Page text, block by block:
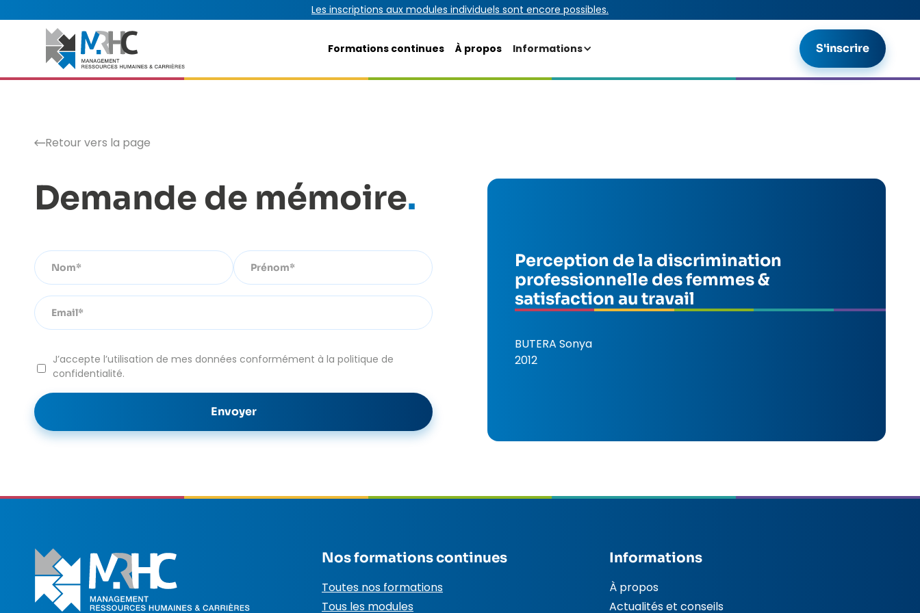
Les inscriptions aux modules individuels sont encore possibles.
Formations continues À propos Informations S'inscrire
Retour vers la page
Demande de mémoire.
J’accepte l’utilisation de mes données conformément à la politique de
confidentialité.
Perception de la discrimination
professionnelle des femmes &
satisfaction au travail
BUTERA Sonya
2012
Nos formations continues
Toutes nos formations
Tous les modules
Informations
À propos
Actualités et conseils